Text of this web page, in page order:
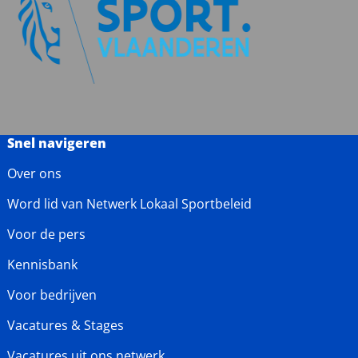
Snel navigeren
Over ons
Word lid van Netwerk Lokaal Sportbeleid
Voor de pers
Kennisbank
Voor bedrijven
Vacatures & Stages